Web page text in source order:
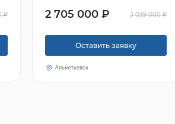
₽ 2 705 000 ₽ 3 099 000 ₽
Оставить заявку
Альметьевск